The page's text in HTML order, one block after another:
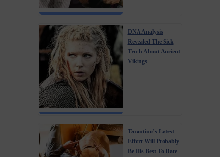
DNA Analysis
Revealed The Sick
Truth About Ancient
Vikings
Tarantino’s Latest
Effort Will Probably
Be His Best To Date